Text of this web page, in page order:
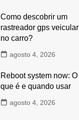
Como descobrir um
rastreador gps veicular
no carro?
agosto 4, 2026
Reboot system now: O
que é e quando usar
agosto 4, 2026